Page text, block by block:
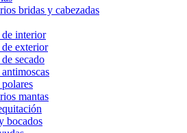
bridas y cabezadas
de interior
exterior
secado
mantas
bocados